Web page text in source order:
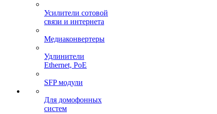
Усилители сотовой
связи и интернета
Медиаконвертеры
Удлинители
Ethernet, PoE
SFP модули
Для домофонных
систем